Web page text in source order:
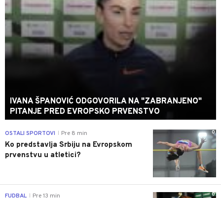
IVANA ŠPANOVIĆ ODGOVORILA NA "ZABRANJENO"
PITANJE PRED EVROPSKO PRVENSTVO
0
OSTALI SPORTOVI Pre 8 min
Ko predstavlja Srbiju na Evropskom
prvenstvu u atletici?
0
FUDBAL Pre 13 min